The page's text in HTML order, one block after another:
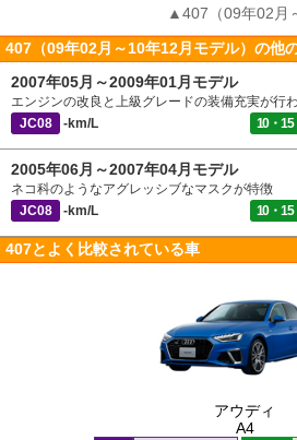
▲407（09年02月
407（09年02月～10年12月モデル）の他
2007年05月～2009年01月モデル
エンジンの改良と上級グレードの装備充実が行
JC08
-km/L 10・15
2005年06月～2007年04月モデル
ネコ科のようなアグレッシブなマスクが特徴
JC08
-km/L 10・15
407とよく比較されている車
アウディ
A4